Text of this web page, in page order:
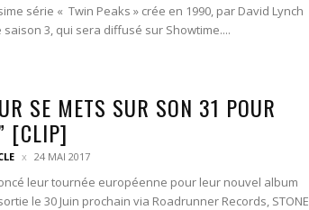
série « Twin Peaks » crée en 1990, par David Lynch
3, qui sera diffusé sur Showtime....
SE METS SUR SON 31 POUR
[CLIP]
24 MAI 2017
leur tournée européenne pour leur nouvel album
le 30 Juin prochain via Roadrunner Records, STONE